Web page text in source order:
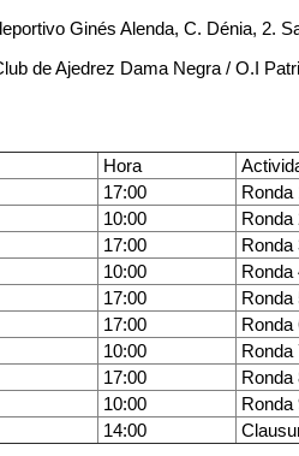
Ginés Alenda, C. Dénia, 2.
de Ajedrez Dama Negra / O.I
Hora
17:00
Ronda
10:00
Ronda
17:00
Ronda
10:00
Ronda
17:00
Ronda
17:00
Ronda
10:00
Ronda
17:00
Ronda
10:00
Ronda
14:00